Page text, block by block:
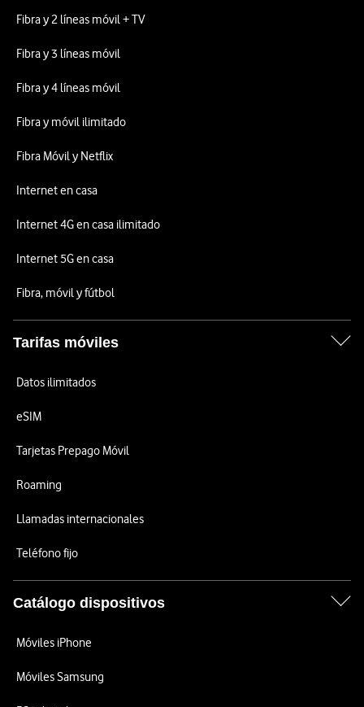
Fibra y 2 líneas móvil + TV
Fibra y 3 líneas móvil
Fibra y 4 líneas móvil
Fibra y móvil ilimitado
Fibra Móvil y Netflix
Internet en casa
Internet 4G en casa ilimitado
Internet 5G en casa
Fibra, móvil y fútbol
Tarifas móviles
Datos ilimitados
eSIM
Tarjetas Prepago Móvil
Roaming
Llamadas internacionales
Teléfono fijo
Catálogo dispositivos
Móviles iPhone
Móviles Samsung